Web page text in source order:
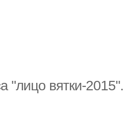
"лицо вятки-2015".